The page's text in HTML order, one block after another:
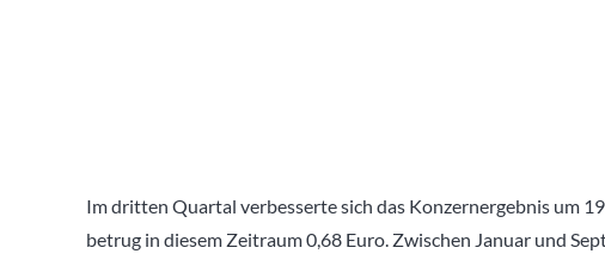
Im dritten Quartal verbesserte sich das Konzernergebnis um
betrug in diesem Zeitraum 0,68 Euro. Zwischen Januar und